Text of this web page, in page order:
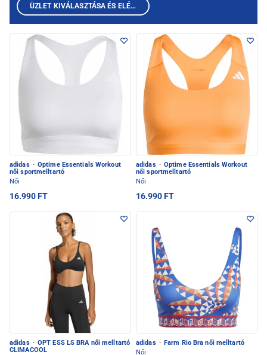
adidas · Optime Essentials Workout
női sportmelltartó
Női
16.990 FT
adidas · Optime Essentials Workout
női sportmelltartó
Női
16.990 FT
adidas · OPT ESS LS BRA női melltartó
CLIMACOOL
adidas · Farm Rio Bra női melltartó
Női
ÜZLET KIVÁLASZTÁSA ÉS ELÉRHETŐ TERMÉKEK MEGTEKINTÉSE